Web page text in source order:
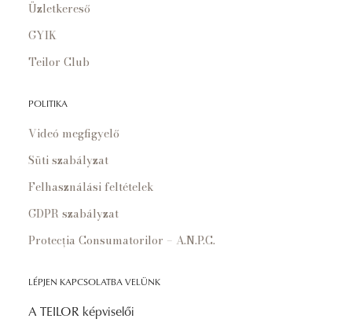
Üzletkereső
GYIK
Teilor Club
POLITIKA
Videó megfigyelő
Süti szabályzat
Felhasználási feltételek
GDPR szabályzat
Protecția Consumatorilor – A.N.P.C.
LÉPJEN KAPCSOLATBA VELÜNK
A TEILOR képviselői